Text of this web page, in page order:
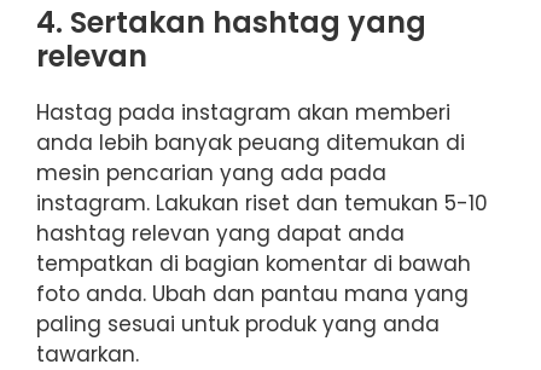
4. Sertakan hashtag yang
relevan
Hastag pada instagram akan memberi
anda lebih banyak peuang ditemukan di
mesin pencarian yang ada pada
instagram. Lakukan riset dan temukan 5-10
hashtag relevan yang dapat anda
tempatkan di bagian komentar di bawah
foto anda. Ubah dan pantau mana yang
paling sesuai untuk produk yang anda
tawarkan.